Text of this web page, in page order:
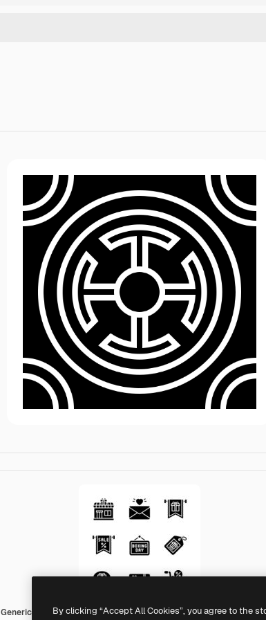
Generic black fillBy clicking “Accept All Cookies”, you agree to the